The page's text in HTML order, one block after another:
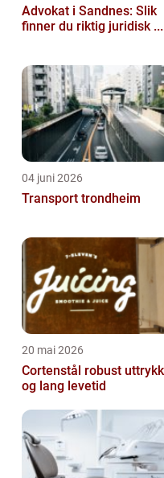
Advokat i Sandnes: Slik
finner du riktig juridisk ...
04 juni 2026
Transport trondheim
20 mai 2026
Cortenstål robust uttrykk
og lang levetid